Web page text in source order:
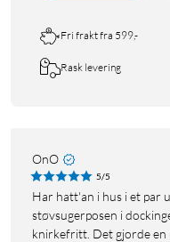
Fri frakt fra 599,-
Rask levering
OnO
5/5
Har hatt'an i hus i et par uker nå. Etter jeg fikk brettet ut
støvsugerposen i
knirkefritt. Det gjorde en i